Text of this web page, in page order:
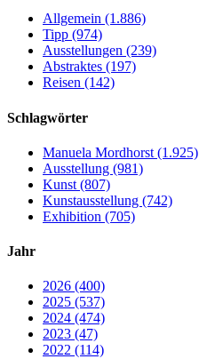
Allgemein (1.886)
Tipp (974)
Ausstellungen (239)
Abstraktes (197)
Reisen (142)
Schlagwörter
Manuela Mordhorst (1.925)
Ausstellung (981)
Kunst (807)
Kunstausstellung (742)
Exhibition (705)
Jahr
2026 (400)
2025 (537)
2024 (474)
2023 (47)
2022 (114)